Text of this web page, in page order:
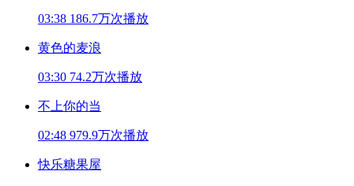
03:38 186.7万次播放
黄色的麦浪
03:30 74.2万次播放
不上你的当
02:48 979.9万次播放
快乐糖果屋